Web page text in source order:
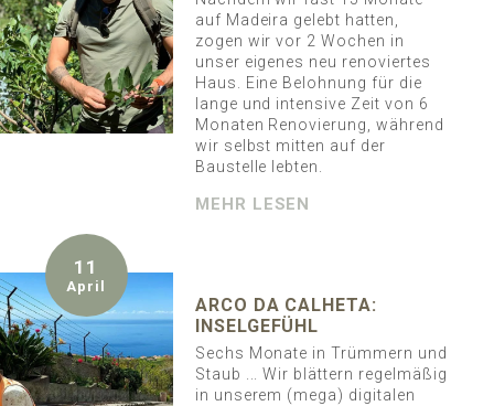
auf Madeira gelebt hatten,
zogen wir vor 2 Wochen in
unser eigenes neu renoviertes
Haus. Eine Belohnung für die
lange und intensive Zeit von 6
Monaten Renovierung, während
wir selbst mitten auf der
Baustelle lebten.
MEHR LESEN
11
April
ARCO DA CALHETA:
INSELGEFÜHL
Sechs Monate in Trümmern und
Staub ... Wir blättern regelmäßig
in unserem (mega) digitalen